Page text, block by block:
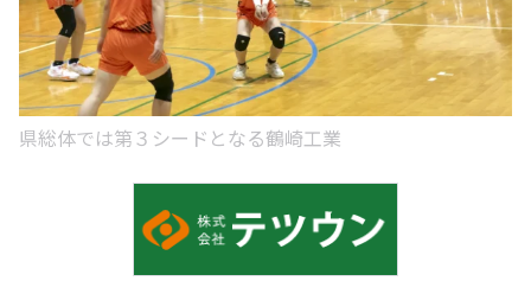
県総体では第３シードとなる鶴崎工業